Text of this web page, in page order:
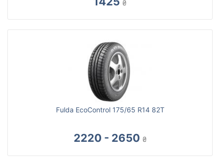
₴
Fulda EcoControl 175/65 R14 82T
2220 - 2650 ₴